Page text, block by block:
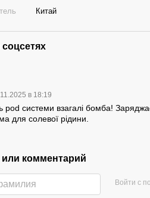
Китай
в 18:19
pod системи взагалі бомба!
для солевої рідини.
комментарий
Войти с